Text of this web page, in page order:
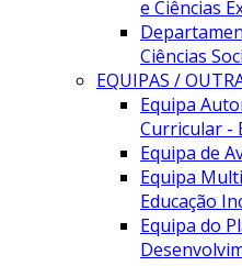
e Ciências
Ciências
EQUIPAS /
Equipa
Curricular -
Equipa de
Equipa
Educação
Equipa do